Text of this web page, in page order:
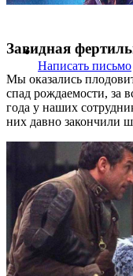
Написать письмо
Завидная
Мы оказались
спад рождаемости, за
года у наших
них давно закончили